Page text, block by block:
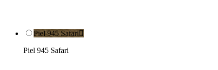
Piel 945 Safari
Piel 945 Safari